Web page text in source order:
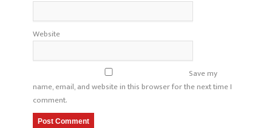
Website
Save my
name, email, and website in this browser for the next time I
comment.